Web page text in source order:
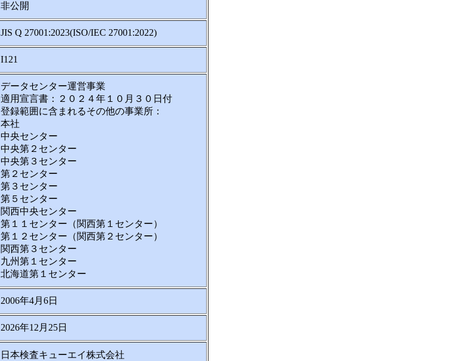
非公開
JIS Q 27001:2023(ISO/IEC 27001:2022)
I121
データセンター運営事業
適用宣言書：２０２４年１０月３０日付
登録範囲に含まれるその他の事業所：
本社
中央センター
中央第２センター
中央第３センター
第２センター
第３センター
第５センター
関西中央センター
第１１センター（関西第１センター）
第１２センター（関西第２センター）
関西第３センター
九州第１センター
北海道第１センター
2006年4月6日
2026年12月25日
日本検査キューエイ株式会社